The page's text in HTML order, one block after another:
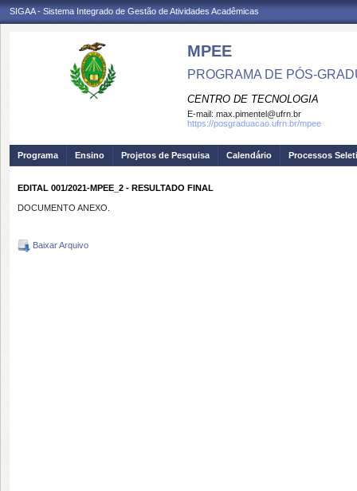
SIGAA - Sistema Integrado de Gestão de Atividades Acadêmicas
MPEE
PROGRAMA DE PÓS-
CENTRO DE TECNOLOGIA
E-mail: max.pimentel@ufrn.br
https://posgraduacao.ufrn.br/mpee
Programa Ensino Projetos de Pesquisa Calendário Processos
EDITAL 001/2021-MPEE_2 - RESULTADO FINAL
DOCUMENTO ANEXO.
Baixar Arquivo